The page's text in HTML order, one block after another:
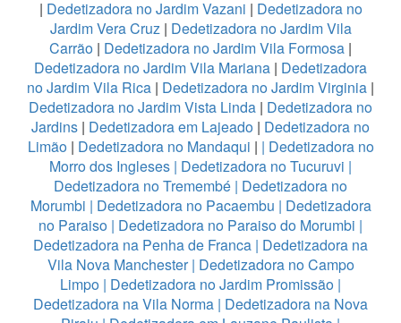
| Dedetizadora no Jardim Vazani | Dedetizadora no
Jardim Vera Cruz| Dedetizadora no Jardim Vila
Carrão | Dedetizadora no Jardim Vila Formosa |
Dedetizadora no Jardim Vila Mariana | Dedetizadora
no Jardim Vila Rica | Dedetizadora no Jardim Virginia |
Dedetizadora no Jardim Vista Linda | Dedetizadora no
Jardins | Dedetizadora em Lajeado | Dedetizadora no
Limão| Dedetizadora no Mandaqui | | Dedetizadora no
Morro dos Ingleses | Dedetizadora no Tucuruvi |
Dedetizadora no Tremembé | Dedetizadora no
Morumbi | Dedetizadora no Pacaembu | Dedetizadora
no Paraiso | Dedetizadora no Paraiso do Morumbi |
Dedetizadora na Penha de Franca | Dedetizadora na
Vila Nova Manchester| Dedetizadora no Campo
Limpo | Dedetizadora no Jardim Promissão |
Dedetizadora na Vila Norma | Dedetizadora na Nova